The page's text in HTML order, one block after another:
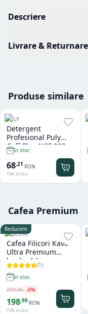
Descriere
Livrare & Returnare
Produse similare
PULY
Detergent
Profesional Puly
Caff Plus NSF 900
grIn stoc
68,21 RON
TVA inclus
Cafea Premium
Reducere
FILICORI
Cafea Filicori Kave
Ultra Premium
boabe 1 kg
(1)
In stoc
209,36 -5%
198,90 RON
TVA inclus